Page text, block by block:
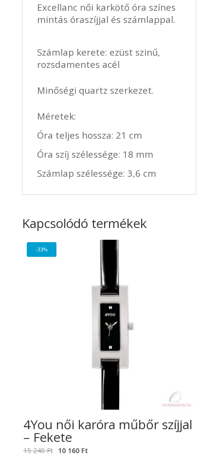
Excellanc női karkötő óra színes
mintás óraszíjjal és számlappal.
Számlap kerete: ezüst szinű,
rozsdamentes acél
Minőségi quartz szerkezet.
Méretek:
Óra teljes hossza: 21 cm
Óra szíj szélessége: 18 mm
Számlap szélessége: 3,6 cm
Kapcsolódó termékek
-33%
4You női karóra műbőr szíjjal
– Fekete
15 240Ft Original
10 160 Ft